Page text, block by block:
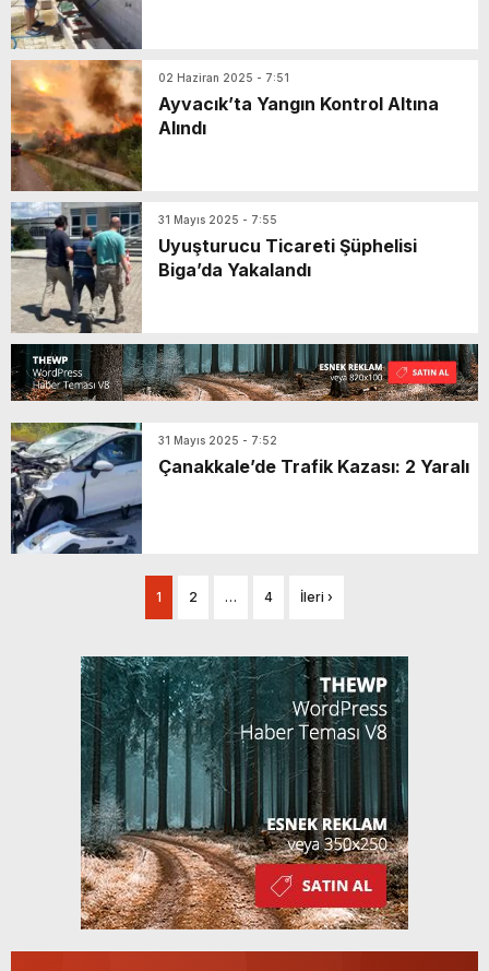
02 Haziran 2025 - 7:51
Ayvacık’ta Yangın Kontrol Altına
Alındı
31 Mayıs 2025 - 7:55
Uyuşturucu Ticareti Şüphelisi
Biga’da Yakalandı
31 Mayıs 2025 - 7:52
Çanakkale’de Trafik Kazası: 2 Yaralı
1 2 … 4 İleri ›